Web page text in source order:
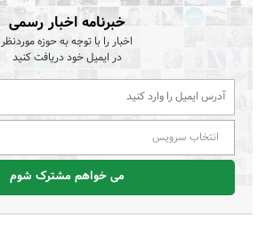
خبرنامه اخبار رسمی
اخبار را با توجه به حوزه موردنظر
در ایمیل خود دریافت کنید
انتخاب سرویس
می خواهم مشترک شوم